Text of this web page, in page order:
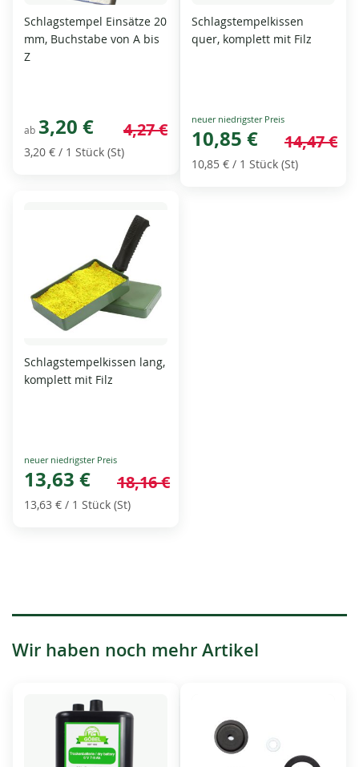
Schlagstempel Einsätze 20
mm, Buchstabe von A bis
Z
ab 3,20 € 4,27 €
3,20 € / 1 Stück (St)
Schlagstempelkissen
quer, komplett mit Filz
Special
Price
10,85 € 14,47 €
10,85 € / 1 Stück (St)
Schlagstempelkissen lang,
komplett mit Filz
Special
Price
13,63 € 18,16 €
13,63 € / 1 Stück (St)
Wir haben noch mehr Artikel